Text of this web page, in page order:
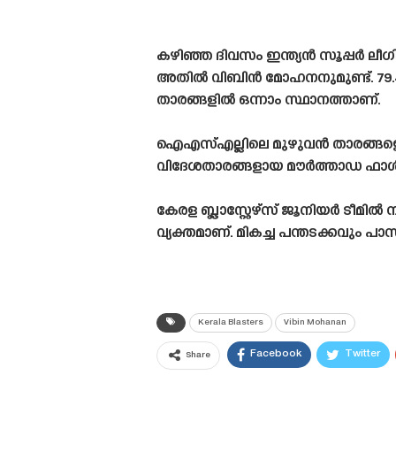
കഴിഞ്ഞ ദിവസം ഇന്ത്യൻ സൂപ്പർ
അതിൽ വിബിൻ മോഹനനുമുണ്ട്.
താരങ്ങളിൽ ഒന്നാം സ്ഥാനത്താണ്.
ഐഎസ്എല്ലിലെ മുഴുവൻ
വിദേശതാരങ്ങളായ മൗർത്താഡ
കേരള ബ്ലാസ്റ്റേഴ്‌സ് ജൂനിയർ
വ്യക്തമാണ്. മികച്ച പന്തടക്കവും
Kerala Blasters Vibin Mohanan
Share Facebook Twitter